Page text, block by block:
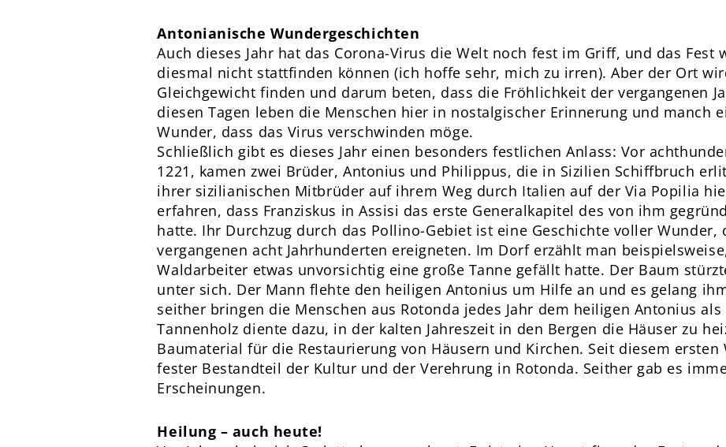
Antonianische Wundergeschichten
Auch dieses Jahr hat das Corona-Virus die Welt noch fest im Griff, und das Fest
diesmal nicht stattfinden können (ich hoffe sehr, mich zu irren). Aber der Ort
Gleichgewicht finden und darum beten, dass die Fröhlichkeit der vergangenen
diesen Tagen leben die Menschen hier in nostalgischer Erinnerung und manch
Wunder, dass das Virus verschwinden möge.
Schließlich gibt es dieses Jahr einen besonders festlichen Anlass: Vor
1221, kamen zwei Brüder, Antonius und Philippus, die in Sizilien Schiffbruch
ihrer sizilianischen Mitbrüder auf ihrem Weg durch Italien auf der Via Popilia
erfahren, dass Franziskus in Assisi das erste Generalkapitel des von ihm
hatte. Ihr Durchzug durch das Pollino-Gebiet ist eine Geschichte voller Wunder,
vergangenen acht Jahrhunderten ereigneten. Im Dorf erzählt man
Waldarbeiter etwas unvorsichtig eine große Tanne gefällt hatte. Der Baum
unter sich. Der Mann flehte den heiligen Antonius um Hilfe an und es gelang
seither bringen die Menschen aus Rotonda jedes Jahr dem heiligen Antonius als
Tannenholz diente dazu, in der kalten Jahreszeit in den Bergen die Häuser zu
Baumaterial für die Restaurierung von Häusern und Kirchen. Seit diesem ersten
fester Bestandteil der Kultur und der Verehrung in Rotonda. Seither gab es
Erscheinungen.
Heilung – auch heute!